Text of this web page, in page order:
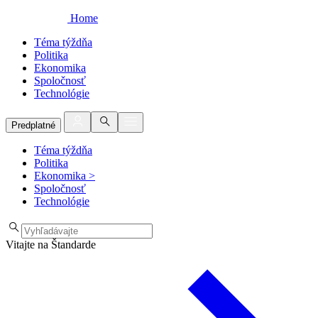
Home
Téma týždňa
Politika
Ekonomika
Spoločnosť
Technológie
Predplatné
Téma týždňa
Politika
Ekonomika >
Spoločnosť
Technológie
Vitajte na Štandarde